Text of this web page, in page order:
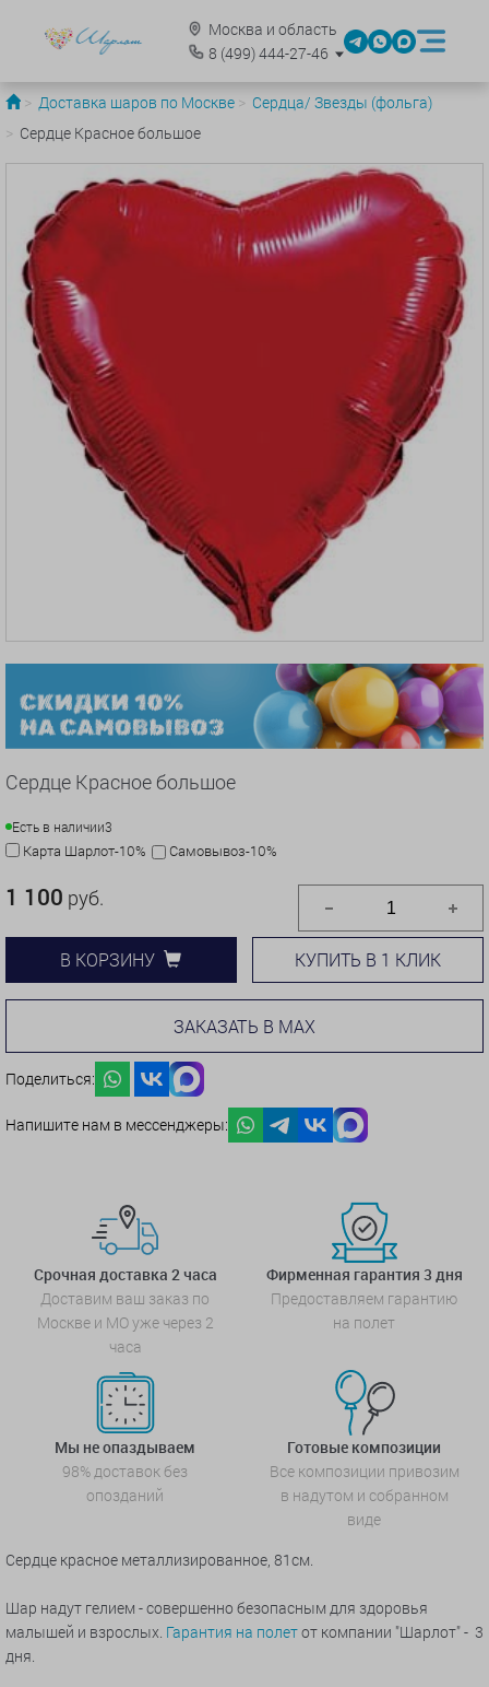
Москва и область
8 (499)444-27-46
Доставка шаров по Москве
Сердца/ Звезды (фольга)
Сердце Красное большое
Сердце Красное большое
Есть в наличии3
Карта Шарлот-10% Самовывоз-10%
1 100 руб.
В КОРЗИНУ КУПИТЬ В 1 КЛИК
ЗАКАЗАТЬ В MAX
Поделиться:
Напишите нам в мессенджеры:
Срочная доставка 2 часа
Доставим ваш заказ по
Москве и МО уже через 2
часа
Фирменная гарантия 3 дня
Предоставляем гарантию
на полет
Мы не опаздываем
98% доставок без
опозданий
Готовые композиции
Все композиции привозим
в надутом и собранном
виде
Сердце красное металлизированное, 81см.
Шар надут гелием - совершенно безопасным для здоровья
малышей и взрослых. Гарантия на полетот компании "Шарлот" - 3
дня.